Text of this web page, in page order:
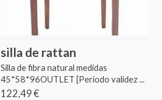
silla de rattan
Silla de fibra natural medidas
45*58*96OUTLET [Periodo validez ...
122,49 €